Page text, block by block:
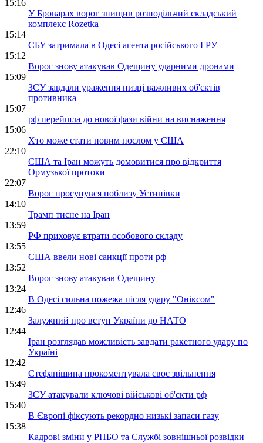
15:16
У Броварах ворог знищив розподільчий складський
комплекс Rozetka
15:14
СБУ затримала в Одесі агента російського ГРУ
15:12
Ворог знову атакував Одещину ударними дронами
15:09
ЗСУ завдали ураження низці важливих об'єктів
противника
15:07
рф перейшла до нової фази війни на виснаження
15:06
Хто може стати новим послом у США
22:10
США та Іран можуть домовитися про відкриття
Ормузької протоки
22:07
Ворог просунувся поблизу Устинівки
14:10
Трамп тисне на Іран
13:59
РФ приховує втрати особового складу
13:55
США ввели нові санкції проти рф
13:52
Ворог знову атакував Одещину
13:24
В Одесі сильна пожежа після удару "Оніксом"
12:46
Залужний про вступ України до НАТО
12:44
Іран розглядав можливість завдати ракетного удару по
Україні
12:42
Стефанішина прокоментувала своє звільнення
15:49
ЗСУ атакували ключові військові об'єкти рф
15:40
В Європі фіксують рекордно низькі запаси газу
15:38
Кадрові зміни у РНБО та Службі зовнішньої розвідки